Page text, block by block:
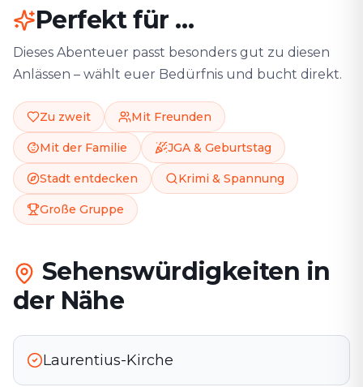
Perfekt für …
Dieses Abenteuer passt besonders gut zu diesen
Anlässen – wählt euer Bedürfnis und bucht direkt.
Zu zweit Mit Freunden
Mit der Familie JGA & Geburtstag
Stadt entdecken Krimi & Spannung
Große Gruppe
Sehenswürdigkeiten in
der Nähe
Laurentius-Kirche